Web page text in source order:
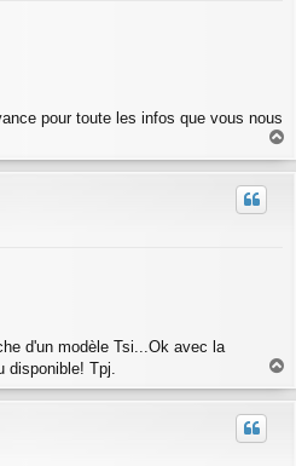
pour toute les infos que vous nous
a
u
d'un modèle Tsi...Ok avec la
disponible! Tpj.
a
u